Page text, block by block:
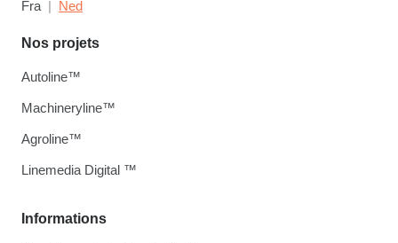
Fra Ned
Informations
Nos projets
Autoline™
Machineryline™
Agroline™
Linemedia Digital ™